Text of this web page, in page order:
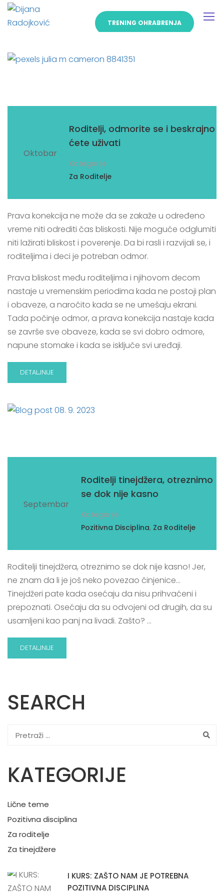
TRENING OHRABRENJA
Oktobar
Roditelji, odmorite se i beskrajno
ćete uživati
Kategorije
Za Roditelje
Prava konekcija ne može da se zakaže u određeno
vreme niti odrediti čas bliskosti. Nije moguće odglumiti
niti lažirati bliskost i poverenje. Da bi rasli i razvijali se, i
roditeljima i deci je potreban odmor.
Prava bliskost među roditeljima i njihovom decom
nastaje u vremenskim periodima kada ne postoji plan
i obaveze, a naročito kada se ne umešaju ekrani.
Tada počinje odmor, a prava konekcija nastaje kada
se završe sve obaveze, kada se svi dobro odmore,
napune stomake i kada se isključe svi uređaji.
DETALJNIJE
Septembar
Roditelji tinejdžera, otreznimo
se dok nije kasno
Kategorije
Pozitivna Disciplina, Za Roditelje
Roditelji tinejdžera, otreznimo se dok nije kasno! Jer,
ne znam da li je još neko povezao činjenice…
Tinejdžeri pate kada osećaju da nisu prihvaćeni i
prepoznati. Osećaju da su odvojeni od drugih, da su
usamljeni kao panj na livadi. Zašto? …
DETALJNIJE
SEARCH
KATEGORIJE
Lične teme
Pozitivna disciplina
Za roditelje
Za tinejdžere
I KURS: ZAŠTO NAM JE POTREBNA
POZITIVNA DISCIPLINA